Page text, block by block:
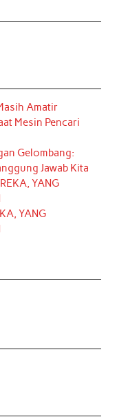
Amatir
Mesin Pencari
Gelombang:
Jawab Kita
YANG
YANG